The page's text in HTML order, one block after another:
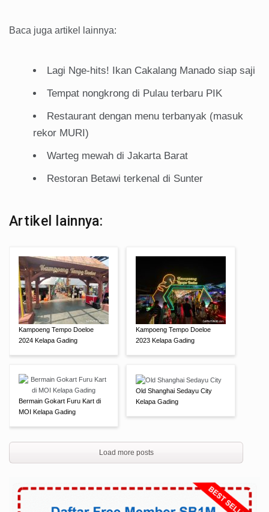
Baca juga artikel lainnya:
Lagi Nge-hits! Ikan Cakalang Manado siap saji
Tempat nongkrong di Pulau terbaru PIK
Restaurant dengan menu terbanyak (masuk
rekor MURI)
Warteg mewah di Jakarta Barat
Restoran Betawi terkenal di Sunter
Artikel lainnya:
Kampoeng Tempo Doeloe
2024 Kelapa Gading
Bermain Gokart Furu Kart di
MOI Kelapa Gading
Kampoeng Tempo Doeloe
2023 Kelapa Gading
Old Shanghai Sedayu City
Kelapa Gading
Load more posts